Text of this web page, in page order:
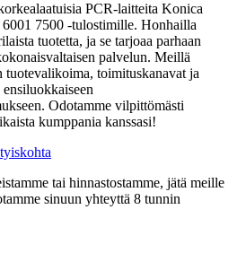
PCR-laitteita Konica
7500 -tulostimille. Honhailla
tuotetta, ja se tarjoaa parhaan
palvelun. Meillä
tuotevalikoima, toimituskanavat ja
Odotamme vilpittömästi
kumppania kanssasi!
tai hinnastostamme, jätä meille
sinuun yhteyttä 8 tunnin